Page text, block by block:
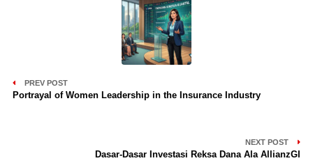
PREV POST
Portrayal of Women Leadership in the Insurance Industry
NEXT POST
Dasar-Dasar Investasi Reksa Dana Ala AllianzGI